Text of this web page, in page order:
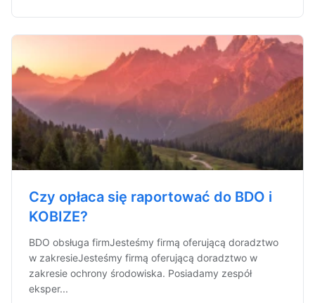
Czy opłaca się raportować do BDO i
KOBIZE?
BDO obsługa firmJesteśmy firmą oferującą doradztwo
w zakresieJesteśmy firmą oferującą doradztwo w
zakresie ochrony środowiska. Posiadamy zespół
eksper...